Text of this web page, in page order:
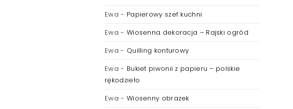
Ewa - Papierowy szef kuchni
Ewa - Wiosenna dekoracja – Rajski ogród
Ewa - Quilling konturowy
Ewa - Bukiet piwonii z papieru – polskie
rękodzieło
Ewa - Wiosenny obrazek